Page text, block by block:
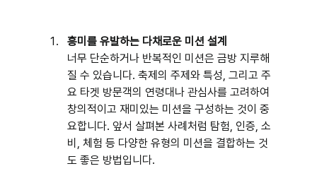
흥미를 유발하는 다채로운 미션 설계
너무 단순하거나 반복적인 미션은 금방 지루해
질 수 있습니다. 축제의 주제와 특성, 그리고 주
요 타겟 방문객의 연령대나 관심사를 고려하여
창의적이고 재미있는 미션을 구성하는 것이 중
요합니다. 앞서 살펴본 사례처럼 탐험, 인증, 소
비, 체험 등 다양한 유형의 미션을 결합하는 것
도 좋은 방법입니다.